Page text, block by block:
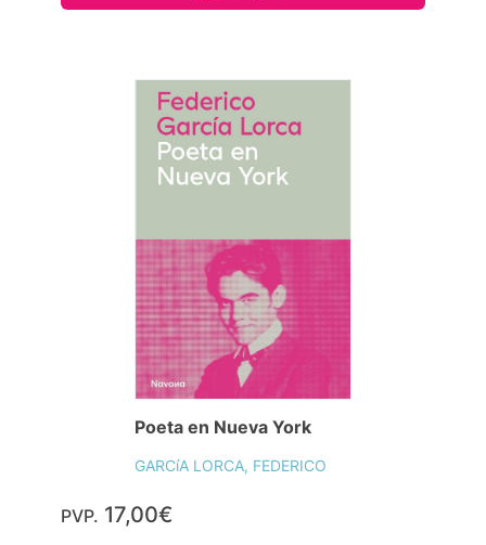
Poeta en Nueva York
GARCíA LORCA, FEDERICO
PVP. 17,00€